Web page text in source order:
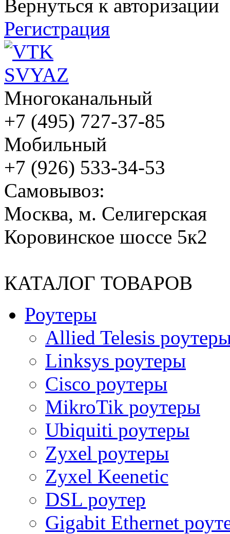
Вернуться к авторизации
Регистрация
Многоканальный
+7 (495) 727-37-85
Мобильный
+7 (926) 533-34-53
Cамовывоз:
Москва, м. Селигерская
Коровинское шоссе 5к2
КАТАЛОГ ТОВАРОВ
Роутеры
Allied Telesis
Linksys роутеры
Cisco роутеры
MikroTik роутеры
Ubiquiti роутеры
Zyxel роутеры
Zyxel Keenetic
DSL роутер
Gigabit Ethernet